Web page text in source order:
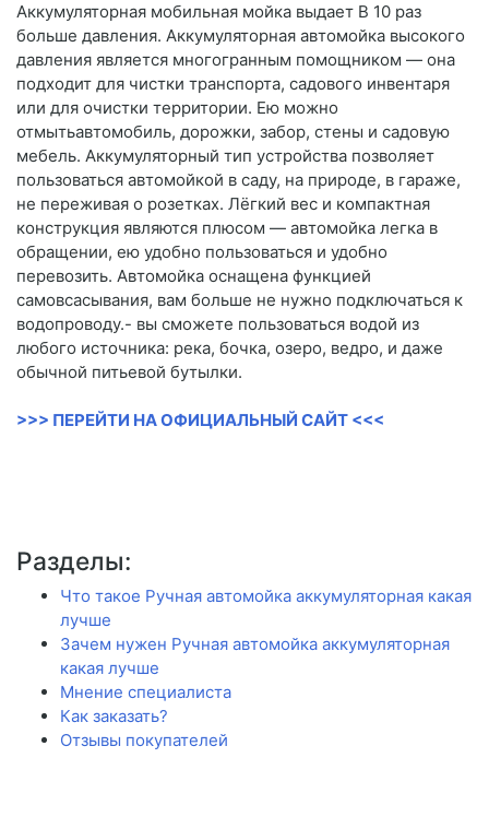
Аккумуляторная мобильная мойка выдает В 10 раз
больше давления. Аккумуляторная автомойка высокого
давления является многогранным помощником — она
подходит для чистки транспорта, садового инвентаря
или для очистки территории. Ею можно
отмытьавтомобиль, дорожки, забор, стены и садовую
мебель. Аккумуляторный тип устройства позволяет
пользоваться автомойкой в саду, на природе, в гараже,
не переживая о розетках. Лёгкий вес и компактная
конструкция являются плюсом — автомойка легка в
обращении, ею удобно пользоваться и удобно
перевозить. Автомойка оснащена функцией
самовсасывания, вам больше не нужно подключаться к
водопроводу.- вы сможете пользоваться водой из
любого источника: река, бочка, озеро, ведро, и даже
обычной питьевой бутылки.
>>> ПЕРЕЙТИ НА ОФИЦИАЛЬНЫЙ САЙТ <<<
Разделы:
Что такое Ручная автомойка аккумуляторная какая
лучше
Зачем нужен Ручная автомойка аккумуляторная
какая лучше
Мнение специалиста
Как заказать?
Отзывы покупателей